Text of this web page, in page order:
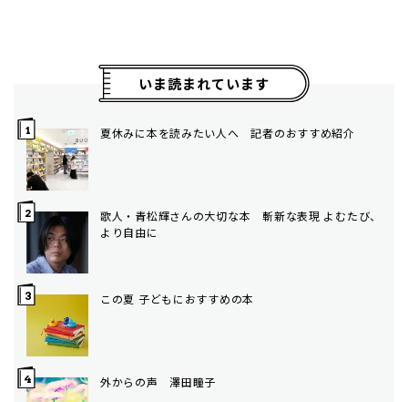
いま読まれています
夏休みに本を読みたい人へ 記者のおすすめ紹介
歌人・青松輝さんの大切な本 斬新な表現 よむたび、
より自由に
この夏 子どもにおすすめの本
外からの声 澤田瞳子